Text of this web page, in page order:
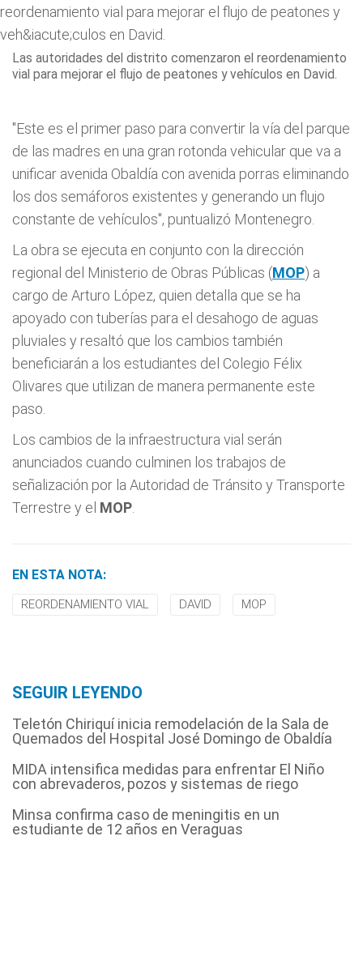
Las autoridades del distrito comenzaron el reordenamiento
vial para mejorar el flujo de peatones y vehículos en David.
"Este es el primer paso para convertir la vía del parque
de las madres en una gran rotonda vehicular que va a
unificar avenida Obaldía con avenida porras eliminando
los dos semáforos existentes y generando un flujo
constante de vehículos", puntualizó Montenegro.
La obra se ejecuta en conjunto con la dirección
regional del Ministerio de Obras Públicas (MOP) a
cargo de Arturo López, quien detalla que se ha
apoyado con tuberías para el desahogo de aguas
pluviales y resaltó que los cambios también
beneficiarán a los estudiantes del Colegio Félix
Olivares que utilizan de manera permanente este
paso.
Los cambios de la infraestructura vial serán
anunciados cuando culminen los trabajos de
señalización por la Autoridad de Tránsito y Transporte
Terrestre y el MOP
EN ESTA NOTA:
REORDENAMIENTO VIAL DAVID MOP
SEGUIR LEYENDO
Teletón Chiriquí inicia remodelación de la Sala de
Quemados del Hospital José Domingo de Obaldía
MIDA intensifica medidas para enfrentar El Niño
con abrevaderos, pozos y sistemas de riego
Minsa confirma caso de meningitis en un
estudiante de 12 años en Veraguas